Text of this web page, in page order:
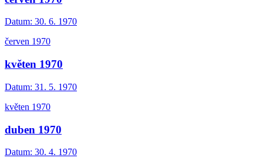
Datum: 30. 6. 1970
červen 1970
květen 1970
Datum: 31. 5. 1970
květen 1970
duben 1970
Datum: 30. 4. 1970